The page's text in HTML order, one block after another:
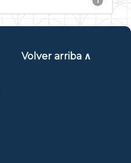
Volver arriba ∧